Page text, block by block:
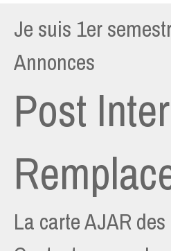
Je suis 1er
Annonces
Post
La carte AJAR